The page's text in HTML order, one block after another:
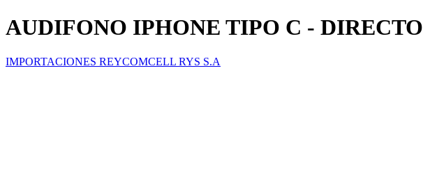
AUDIFONO IPHONE TIPO C - DIRECTO
IMPORTACIONES REYCOMCELL RYS S.A